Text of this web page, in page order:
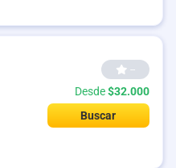
--
Desde$32.000
Buscar